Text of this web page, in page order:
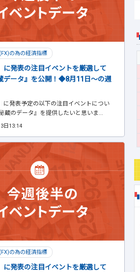
の為の経済指標
に発表の注目イベントを厳選して
データ』を公開！◆8月11日～の週
に発表予定の以下の注目イベントについ
蔵のデータ』を提供したいと思いま...
日13:14
の為の経済指標
に発表の注目イベントを厳選して